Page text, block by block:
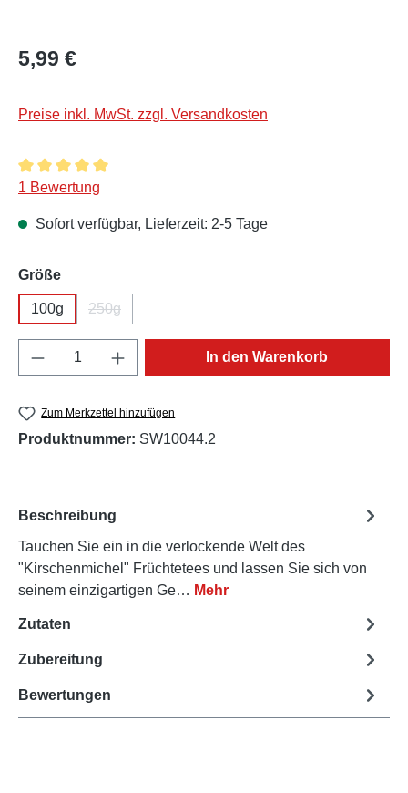
Regulärer Preis:
5,99 €
Preise inkl. MwSt. zzgl. Versandkosten
Durchschnittliche Bewertung von 5 von 5 Sternen
1 Bewertung
Sofort verfügbar, Lieferzeit: 2-5 Tage
Größeauswählen
100g 250g
(Diese Option ist zurzeit nicht verfügbar.)
Produkt Anzahl: Gib den gewünschten
In den Warenkorb
Zum Merkzettel hinzufügen
Produktnummer: SW10044.2
Beschreibung
Tauchen Sie ein in die verlockende Welt des
"Kirschenmichel" Früchtetees und lassen Sie sich von
seinem einzigartigen Ge… Mehr
Zutaten
Zubereitung
Bewertungen